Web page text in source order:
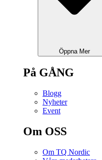
Öppna Mer
På GÅNG
Blogg
Nyheter
Event
Om OSS
Om TQ Nordic